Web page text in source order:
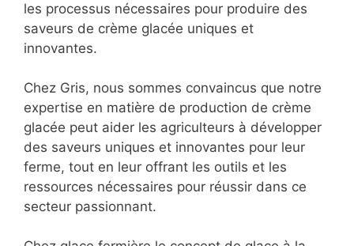
les processus nécessaires pour produire des
saveurs de crème glacée uniques et
innovantes.
Chez Gris, nous sommes convaincus que notre
expertise en matière de production de crème
glacée peut aider les agriculteurs à développer
des saveurs uniques et innovantes pour leur
ferme, tout en leur offrant les outils et les
ressources nécessaires pour réussir dans ce
secteur passionnant.